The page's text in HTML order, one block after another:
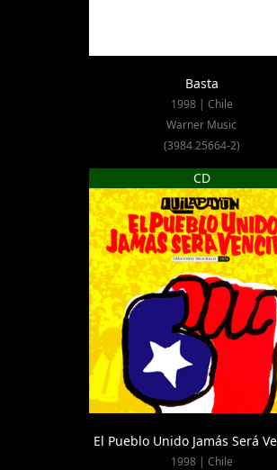
Basta
1998 | Chile
Warner Music
(3984 25664-2)
CD
El Pueblo Unido Jamás Será
1998 | Chile